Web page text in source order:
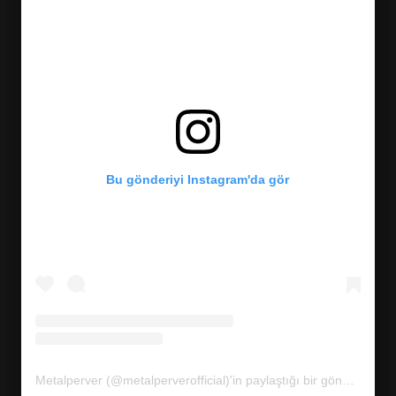
Bu gönderiyi Instagram'da gör
Metalperver (@metalperverofficial)'in paylaştığı bir gönderi